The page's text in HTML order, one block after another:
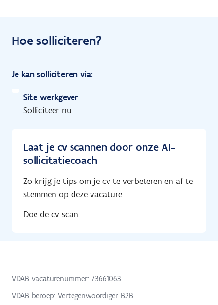
Hoe solliciteren?
Je kan solliciteren via:
Site werkgever
Solliciteer nu
Laat je cv scannen door onze AI-
sollicitatiecoach
Zo krijg je tips om je cv te verbeteren en af te
stemmen op deze vacature.
Doe de cv-scan
VDAB-vacaturenummer: 73661063
VDAB-beroep: Vertegenwoordiger B2B